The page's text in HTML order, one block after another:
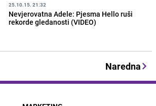
25.10.15. 21:32
Nevjerovatna Adele: Pjesma Hello ruši
rekorde gledanosti (VIDEO)
Naredna